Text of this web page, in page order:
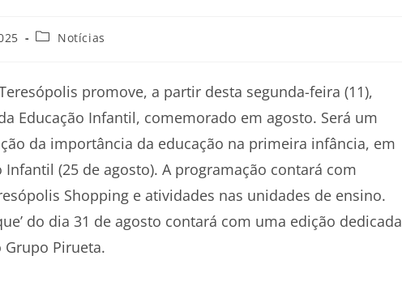
Notícias
promove, a partir desta segunda-feira (11),
Educação Infantil, comemorado em agosto. Será um
da importância da educação na primeira infância, em
(25 de agosto). A programação contará com
Shopping e atividades nas unidades de ensino.
do dia 31 de agosto contará com uma edição dedicada
Pirueta.